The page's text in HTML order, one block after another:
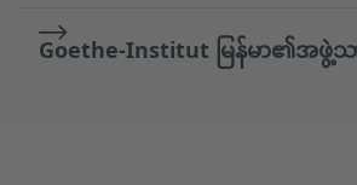
Goethe-Institut မြန်မာ၏အဖွဲ့သာ